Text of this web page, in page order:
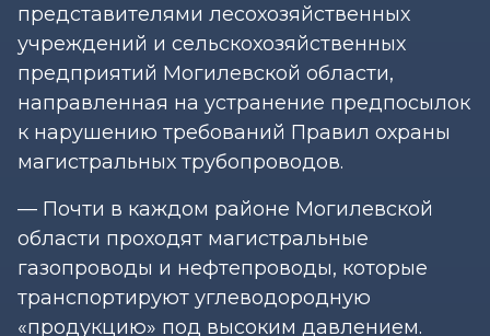
представителями лесохозяйственных
учреждений и сельскохозяйственных
предприятий Могилевской области,
направленная на устранение предпосылок
к нарушению требований Правил охраны
магистральных трубопроводов.
— Почти в каждом районе Могилевской
области проходят магистральные
газопроводы и нефтепроводы, которые
транспортируют углеводородную
«продукцию» под высоким давлением.